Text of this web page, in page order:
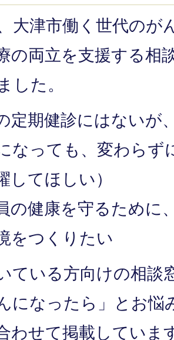
大津市働く世代のが
の両立を支援する相
した。
定期健診にはないが
なっても、変わらず
してほしい）
の健康を守るために
をつくりたい
ている方向けの相談
になったら」とお悩
わせて掲載していま